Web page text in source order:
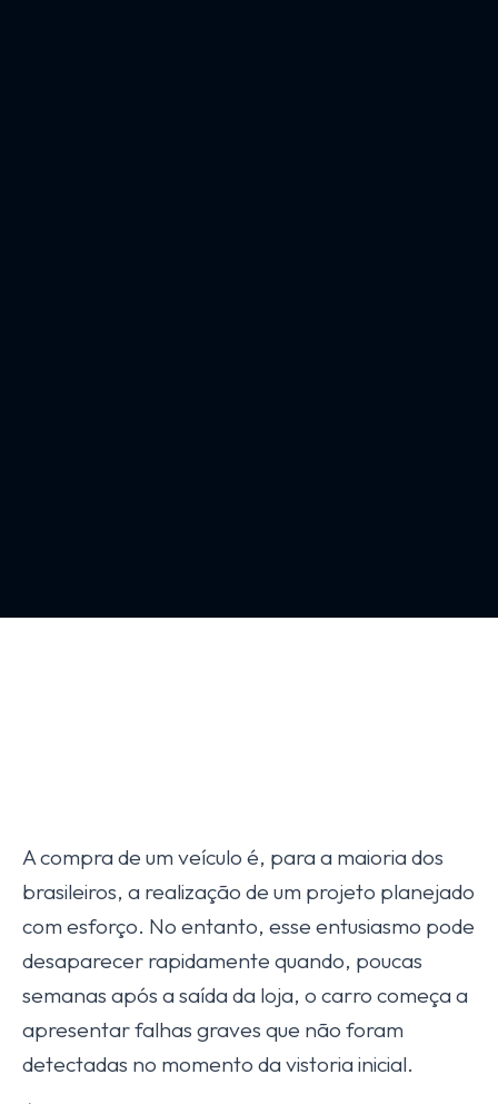
A compra de um veículo é, para a maioria dos
brasileiros, a realização de um projeto planejado
com esforço. No entanto, esse entusiasmo pode
desaparecer rapidamente quando, poucas
semanas após a saída da loja, o carro começa a
apresentar falhas graves que não foram
detectadas no momento da vistoria inicial.